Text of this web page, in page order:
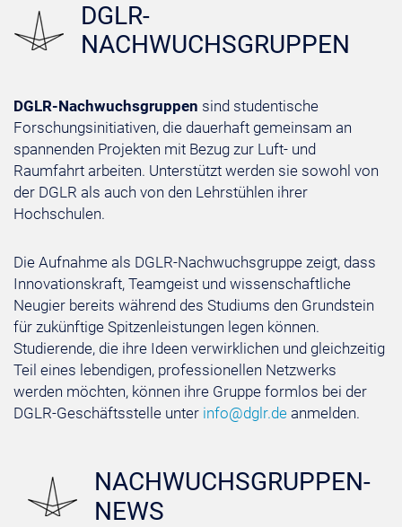
DGLR-
NACHWUCHSGRUPPEN
DGLR-Nachwuchsgruppen sind studentische
Forschungsinitiativen, die dauerhaft gemeinsam an
spannenden Projekten mit Bezug zur Luft- und
Raumfahrt arbeiten. Unterstützt werden sie sowohl von
der DGLR als auch von den Lehrstühlen ihrer
Hochschulen.
Die Aufnahme als DGLR-Nachwuchsgruppe zeigt, dass
Innovationskraft, Teamgeist und wissenschaftliche
Neugier bereits während des Studiums den Grundstein
für zukünftige Spitzenleistungen legen können.
Studierende, die ihre Ideen verwirklichen und gleichzeitig
Teil eines lebendigen, professionellen Netzwerks
werden möchten, können ihre Gruppe formlos bei der
DGLR-Geschäftsstelle unter info@dglr.de anmelden.
NACHWUCHSGRUPPEN-
NEWS